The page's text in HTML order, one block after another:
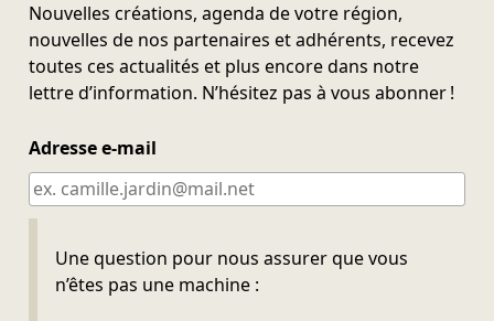
Nouvelles créations, agenda de votre région,
nouvelles de nos partenaires et adhérents, recevez
toutes ces actualités et plus encore dans notre
lettre d’information. N’hésitez pas à vous abonner !
Adresse e-mail
Une question pour nous assurer que vous
n’êtes pas une machine :
Ne pas remplir